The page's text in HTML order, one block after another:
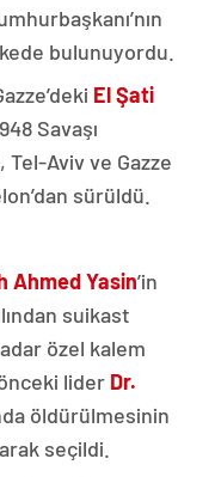
bulunuyordu.
El Şati
Savaşı
Aviv ve Gazze
sürüldü.
Ahmed Yasin’in
suikast
özel kalem
lider Dr.
öldürülmesinin
seçildi.